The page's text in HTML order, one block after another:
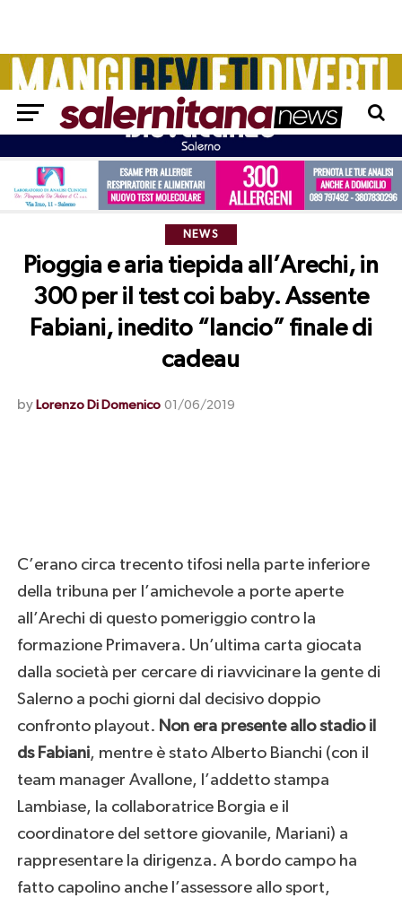
NEWS
Pioggia e aria tiepida all’Arechi, in
300 per il test coi baby. Assente
Fabiani, inedito “lancio” finale di
cadeau
by Lorenzo Di Domenico 01/06/2019
C’erano circa trecento tifosi nella parte inferiore
della tribuna per l’amichevole a porte aperte
all’Arechi di questo pomeriggio contro la
formazione Primavera. Un’ultima carta giocata
dalla società per cercare di riavvicinare la gente di
Salerno a pochi giorni dal decisivo doppio
confronto playout. Non era presente allo stadio il
ds Fabiani, mentre è stato Alberto Bianchi (con il
team manager Avallone, l’addetto stampa
Lambiase, la collaboratrice Borgia e il
coordinatore del settore giovanile, Mariani) a
rappresentare la dirigenza. A bordo campo ha
fatto capolino anche l’assessore allo sport,